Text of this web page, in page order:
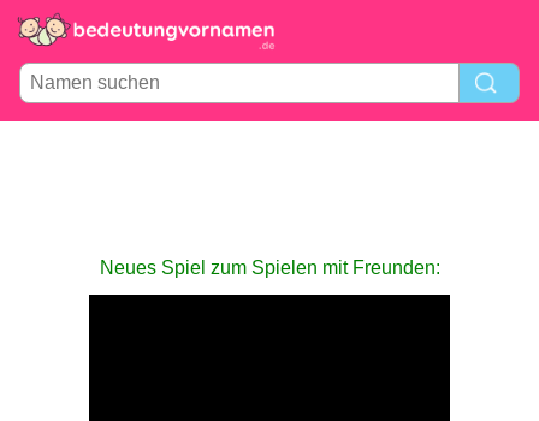
Neues Spiel zum Spielen mit Freunden: